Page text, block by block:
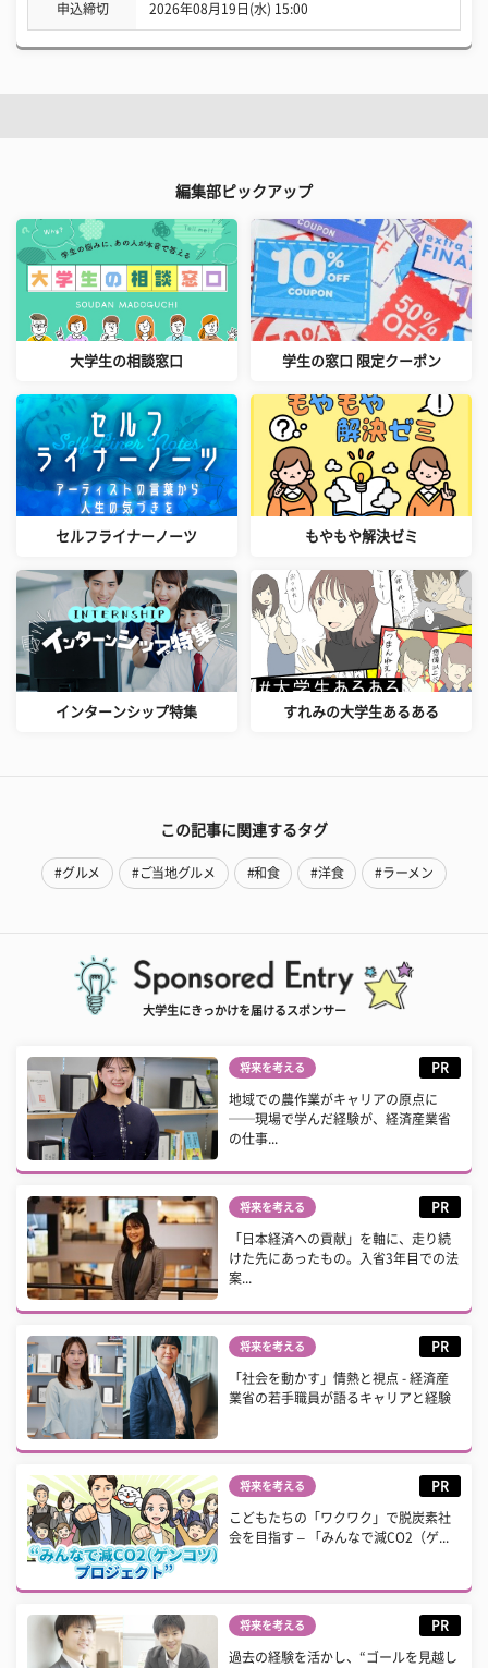
申込締切 2026年08月19日(水) 15:00
編集部ピックアップ
大学生の相談窓口 学生の窓口 限定クーポン
セルフライナーノーツ もやもや解決ゼミ
インターンシップ特集 すれみの大学生あるある
この記事に関連するタグ
#グルメ #ご当地グルメ #和食 #洋食 #ラーメン
大学生にきっかけを届けるスポンサー
将来を考える PR
地域での農作業がキャリアの原点に
──現場で学んだ経験が、経済産業省
の仕事...
将来を考える PR
「日本経済への貢献」を軸に、走り続
けた先にあったもの。入省3年目での法
案...
将来を考える PR
「社会を動かす」情熱と視点 - 経済産
業省の若手職員が語るキャリアと経験
将来を考える PR
こどもたちの「ワクワク」で脱炭素社
会を目指す – 「みんなで減CO2（ゲ...
将来を考える PR
過去の経験を活かし、“ゴールを見越し